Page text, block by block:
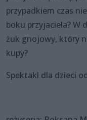
przypadkiem czas
boku przyjaciela?
żuk gnojowy, który
kupy?
Spektakl dla dzieci